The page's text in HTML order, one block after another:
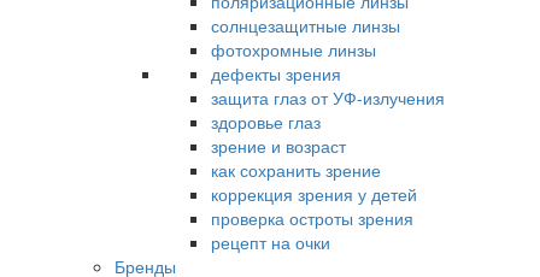
солнцезащитные линзы
фотохромные линзы
дефекты зрения
защита глаз от УФ-излучения
здоровье глаз
зрение и возраст
как сохранить зрение
коррекция зрения у детей
проверка остроты зрения
рецепт на очки
Бренды